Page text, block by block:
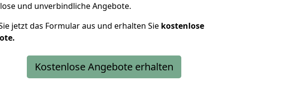
und unverbindliche Angebote.
jetzt das Formular aus und erhalten Sie kostenlose
Kostenlose Angebote erhalten